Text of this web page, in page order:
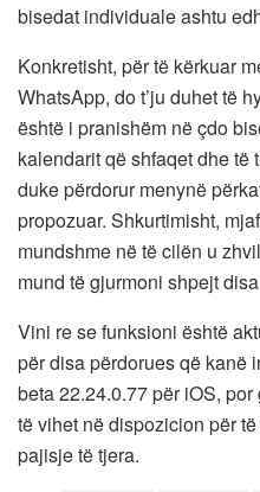
bisedat individuale ashtu
Konkretisht, për të kërkuar
WhatsApp, do t’ju duhet të
është i pranishëm në çdo
kalendarit që shfaqet dhe të
duke përdorur menynë
propozuar. Shkurtimisht,
mundshme në të cilën u
mund të gjurmoni shpejt
Vini re se funksioni është
për disa përdorues që kanë
beta 22.24.0.77 për iOS,
të vihet në dispozicion për
pajisje të tjera.